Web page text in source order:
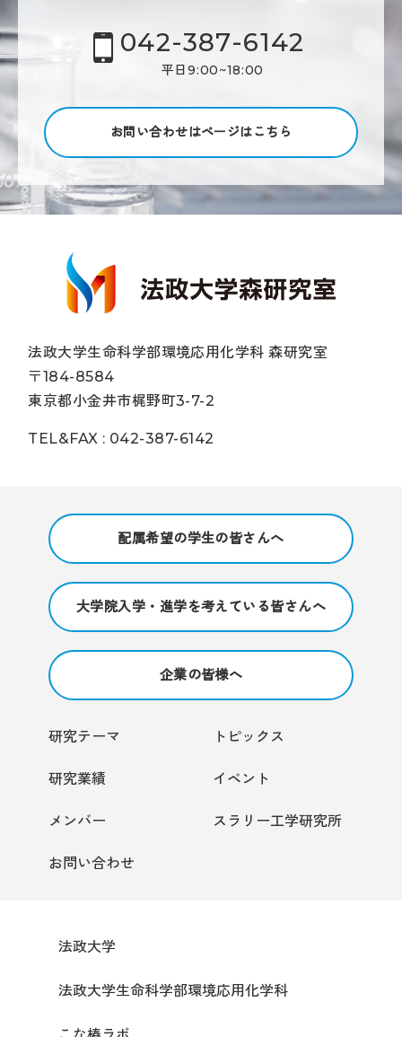
042-387-6142
平日9:00~18:00
お問い合わせはページはこちら
法政大学生命科学部環境応用化学科 森研究室
〒184-8584
東京都小金井市梶野町3-7-2
TEL&FAX : 042-387-6142
配属希望の学生の皆さんへ
大学院入学・進学を考えている皆さんへ
企業の皆様へ
研究テーマ トピックス
研究業績 イベント
メンバー スラリー工学研究所
お問い合わせ
法政大学
法政大学生命科学部環境応用化学科